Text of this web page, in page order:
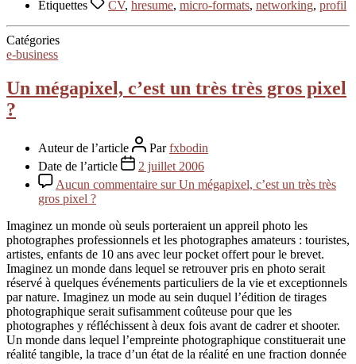
Étiquettes CV, hresume, micro-formats, networking, profil
Catégories
e-business
Un mégapixel, c’est un très très gros pixel
?
Auteur de l’article Parfxbodin
Date de l’article
2 juillet 2006
Aucun commentaire sur Un mégapixel, c’est un très très
gros pixel ?
Imaginez un monde où seuls porteraient un appreil photo les
photographes professionnels et les photographes amateurs : touristes,
artistes, enfants de 10 ans avec leur pocket offert pour le brevet.
Imaginez un monde dans lequel se retrouver pris en photo serait
réservé à quelques événements particuliers de la vie et exceptionnels
par nature. Imaginez un mode au sein duquel l’édition de tirages
photographique serait sufisamment coûteuse pour que les
photographes y réfléchissent à deux fois avant de cadrer et shooter.
Un monde dans lequel l’empreinte photographique constituerait une
réalité tangible, la trace d’un état de la réalité en une fraction donnée